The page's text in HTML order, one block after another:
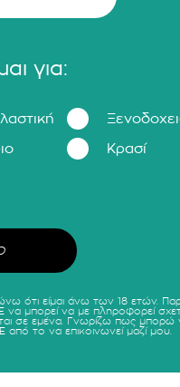
για:
Κρασί
ότι είμαι άνω των 18 ετών.
να μπορεί να με πληροφορεί
σε εμένα. Γνωρίζω πως μπορώ
το να επικοινωνεί μαζί μου.